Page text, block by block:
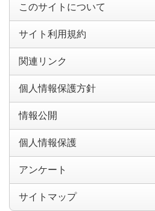
このサイトについて
サイト利用規約
関連リンク
個人情報保護方針
情報公開
個人情報保護
アンケート
サイトマップ